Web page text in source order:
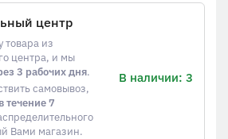
центр
товара из
центра, и мы
3 рабочих дня.
самовывоз,
в течение 7
Вами магазин.
В наличии: 3